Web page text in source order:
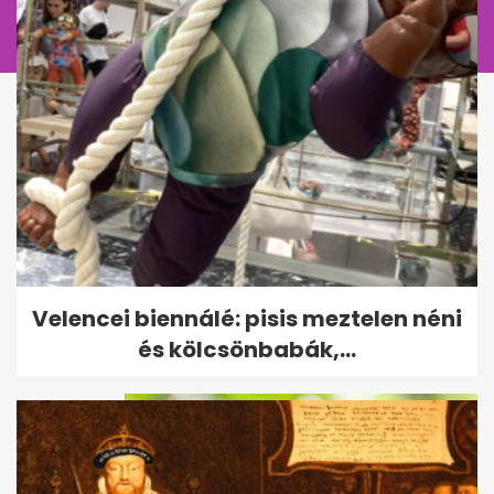
Bejelentette a Tisza: megvan,
ki lesz az új köztársasági elnök
Velencei biennálé: pisis meztelen néni
és kölcsönbabák,...